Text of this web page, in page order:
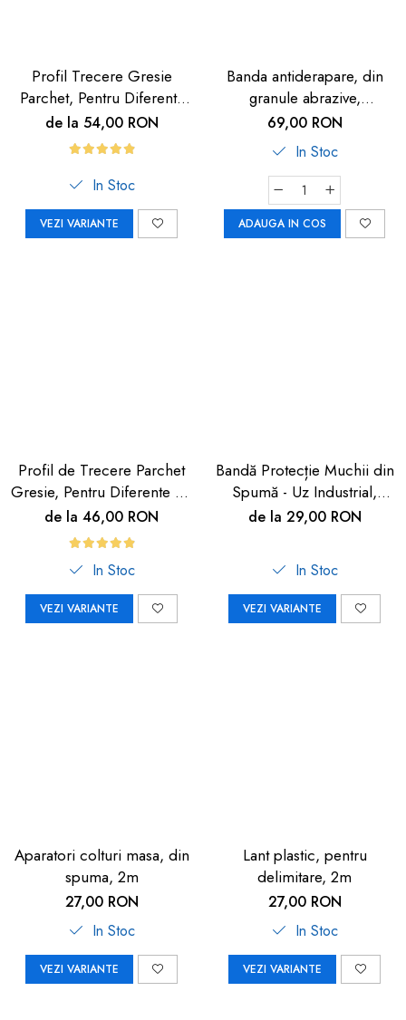
Profil Trecere Gresie
Parchet, Pentru Diferenta
de Nivel, Culoare Lemn
Închis, Autoadeziv, 90cm
de la 54,00 RON
In Stoc
VEZI VARIANTE
Banda antiderapare, din
granule abrazive,
autoadeziva, 5m, neagra
69,00 RON
In Stoc
ADAUGA IN COS
Profil de Trecere Parchet
Gresie, Pentru Diferente de
Nivel, Autoadeziv, Culoare
Lemn Deschis, 90cm
de la 46,00 RON
In Stoc
VEZI VARIANTE
Bandă Protecție Muchii din
Spumă - Uz Industrial,
Crem, 90cm | Car Boy
de la 29,00 RON
In Stoc
VEZI VARIANTE
Aparatori colturi masa, din
spuma, 2m
27,00 RON
In Stoc
VEZI VARIANTE
Lant plastic, pentru
delimitare, 2m
27,00 RON
In Stoc
VEZI VARIANTE